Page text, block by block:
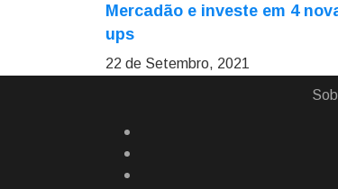
Mercadão e investe em 4
ups
22 de Setembro, 2021